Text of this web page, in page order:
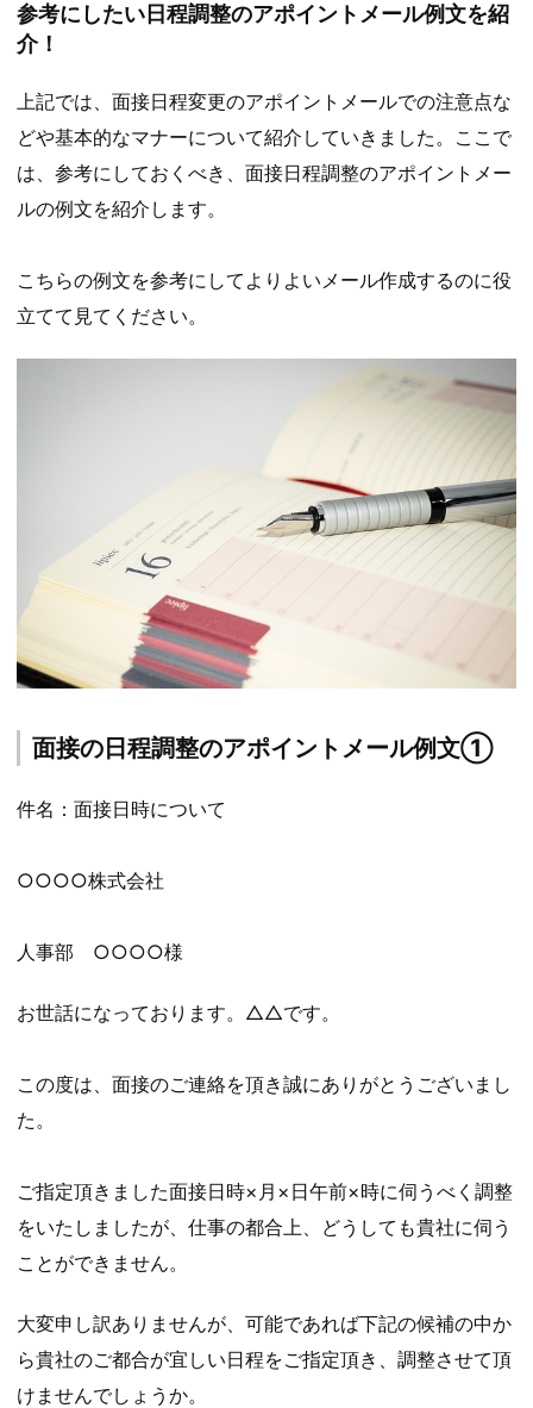
参考にしたい日程調整のアポイントメール例文を紹
介！
上記では、面接日程変更のアポイントメールでの注意点な
どや基本的なマナーについて紹介していきました。ここで
は、参考にしておくべき、面接日程調整のアポイントメー
ルの例文を紹介します。
こちらの例文を参考にしてよりよいメール作成するのに役
立てて見てください。
面接の日程調整のアポイントメール例文①
件名：面接日時について
○○○○株式会社
人事部 ○○○○様
お世話になっております。△△です。
この度は、面接のご連絡を頂き誠にありがとうございまし
た。
ご指定頂きました面接日時×月×日午前×時に伺うべく調整
をいたしましたが、仕事の都合上、どうしても貴社に伺う
ことができません。
大変申し訳ありませんが、可能であれば下記の候補の中か
ら貴社のご都合が宜しい日程をご指定頂き、調整させて頂
けませんでしょうか。